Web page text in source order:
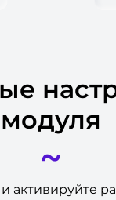
модуля
~
активируйте